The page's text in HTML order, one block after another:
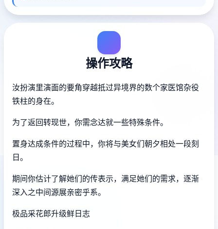
操作攻略
汝扮演里演面的要角穿越抵过异境界的数个家医馆杂役
铁柱的身在。
为了返回转现世，你需念达就一些特殊条件。
置身达成条件的过程中， 你将与美女们朝夕相处一段刻
日。
期间你估计了解她们的传表示，满足她们的需求，逐渐
深入之中间源展亲密乎系。
极品采花郎升级鲜日志